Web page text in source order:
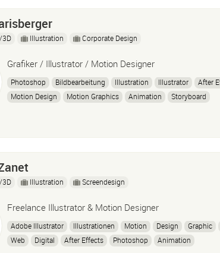
3D Illustration Corporate Design
Grafiker / Illustrator / Motion Designer
Photoshop Bildbearbeitung Illustration Illustrator
After
Motion Design
Motion Graphics Animation
Storyboard
3D Illustration Screendesign
Freelance Illustrator & Motion Designer
Adobe Illustrator Illustrationen Motion Design Graphic
Web
Digital After Effects Photoshop Animation